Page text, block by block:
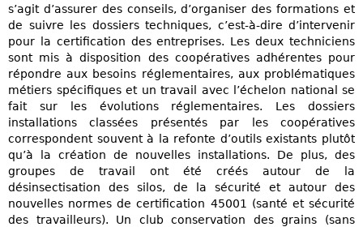
s’agit d’assurer des conseils, d’organiser des formations et
de suivre les dossiers techniques, c’est-à-dire d’intervenir
pour la certification des entreprises. Les deux techniciens
sont mis à disposition des coopératives adhérentes pour
répondre aux besoins réglementaires, aux problématiques
métiers spécifiques et un travail avec l’échelon national se
fait sur les évolutions réglementaires. Les dossiers
installations classées présentés par les coopératives
correspondent souvent à la refonte d’outils existants plutôt
qu’à la création de nouvelles installations. De plus, des
groupes de travail ont été créés autour de la
désinsectisation des silos, de la sécurité et autour des
nouvelles normes de certification 45001 (santé et sécurité
des travailleurs). Un club conservation des grains (sans